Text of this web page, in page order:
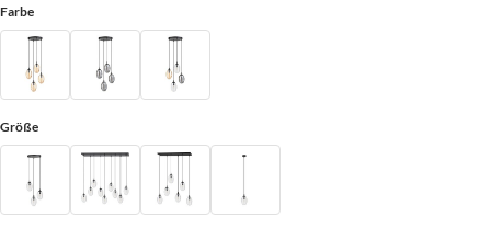
Farbe
Größe